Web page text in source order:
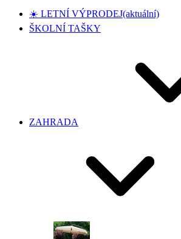
☀️ LETNÍ VÝPRODEJ(aktuální)
ŠKOLNÍ TAŠKY
ZAHRADA